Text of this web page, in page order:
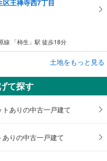
区王禅寺西7丁目
線 「柿生」駅 徒歩18分
片平4丁目
土地をもっと見る
て探す
ありの中古一戸建て
りの中古一戸建て